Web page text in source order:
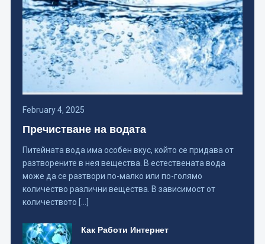
February 4, 2025
Пречистване на водата
Питейната вода има особен вкус, който се придава от
разтворените в нея вещества. В естествената вода
може да се разтвори по-малко или по-голямо
количество различни вещества. В зависимост от
количеството […]
Как Работи Интернет